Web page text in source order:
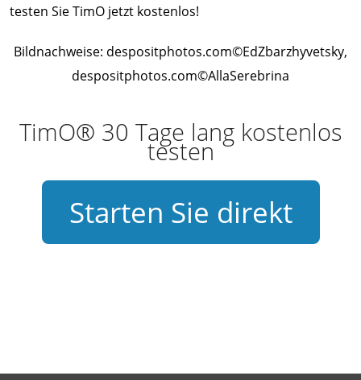
testen Sie TimO jetzt kostenlos!
Bildnachweise: despositphotos.com©EdZbarzhyvetsky,
despositphotos.com©AllaSerebrina
TimO® 30 Tage lang kostenlos
testen
Starten Sie direkt